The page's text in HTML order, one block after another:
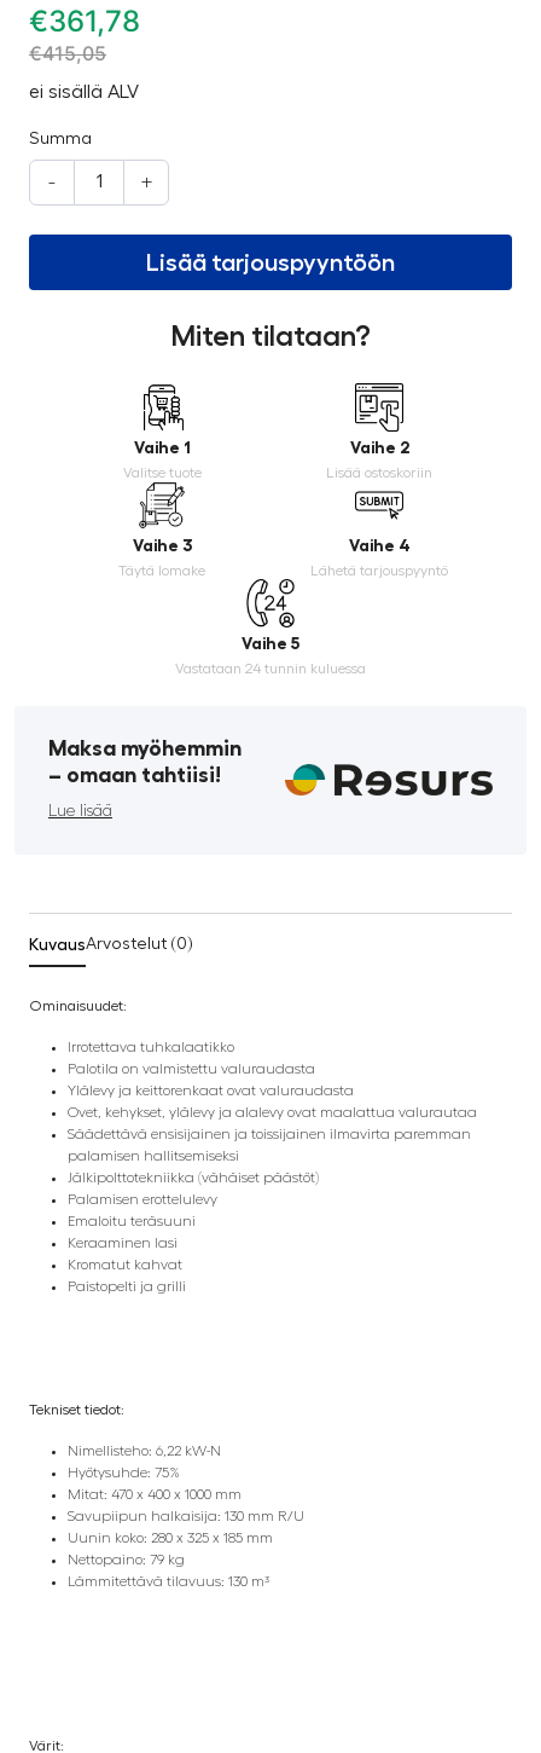
€361,78
€415,05
ei sisällä ALV
Summa
- +
Lisää tarjouspyyntöön
Miten tilataan?
Vaihe 1
Valitse tuote
Vaihe 2
Lisää ostoskoriin
Vaihe 3
Täytä lomake
Vaihe 4
Lähetä tarjouspyyntö
Vaihe 5
Vastataan 24 tunnin kuluessa
Maksa myöhemmin
­– omaan tahtiisi!
Lue lisää
KuvausArvostelut (0)
Ominaisuudet:
Irrotettava tuhkalaatikko
Palotila on valmistettu valuraudasta
Ylälevy ja keittorenkaat ovat valuraudasta
Ovet, kehykset, ylälevy ja alalevy ovat maalattua valurautaa
Säädettävä ensisijainen ja toissijainen ilmavirta paremman
palamisen hallitsemiseksi
Jälkipolttotekniikka (vähäiset päästöt)
Palamisen erottelulevy
Emaloitu teräsuuni
Keraaminen lasi
Kromatut kahvat
Paistopelti ja grilli
Tekniset tiedot:
Nimellisteho: 6,22 kW-N
Hyötysuhde: 75%
Mitat: 470 x 400 x 1000 mm
Savupiipun halkaisija: 130 mm R/U
Uunin koko: 280 x 325 x 185 mm
Nettopaino: 79 kg
Lämmitettävä tilavuus: 130 m³
Värit: